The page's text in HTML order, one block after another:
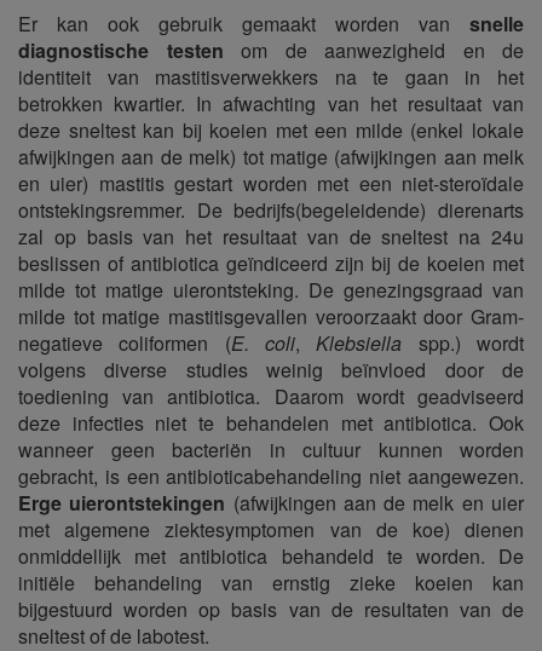
Er kan ook gebruik gemaakt worden van snelle
diagnostische testen om de aanwezigheid en de
identiteit van mastitisverwekkers na te gaan in het
betrokken kwartier. In afwachting van het resultaat van
deze sneltest kan bij koeien met een milde (enkel lokale
afwijkingen aan de melk) tot matige (afwijkingen aan melk
en uier) mastitis gestart worden met een niet-steroïdale
ontstekingsremmer. De bedrijfs(begeleidende) dierenarts
zal op basis van het resultaat van de sneltest na 24u
beslissen of antibiotica geïndiceerd zijn bij de koeien met
milde tot matige uierontsteking. De genezingsgraad van
milde tot matige mastitisgevallen veroorzaakt door Gram-
negatieve coliformen (E. coli,Klebsiella spp.) wordt
volgens diverse studies weinig beïnvloed door de
toediening van antibiotica. Daarom wordt geadviseerd
deze infecties niet te behandelen met antibiotica. Ook
wanneer geen bacteriën in cultuur kunnen worden
gebracht, is een antibioticabehandeling niet aangewezen.
Erge uierontstekingen (afwijkingen aan de melk en uier
met algemene ziektesymptomen van de koe) dienen
onmiddellijk met antibiotica behandeld te worden. De
initiële behandeling van ernstig zieke koeien kan
bijgestuurd worden op basis van de resultaten van de
sneltest of de labotest.